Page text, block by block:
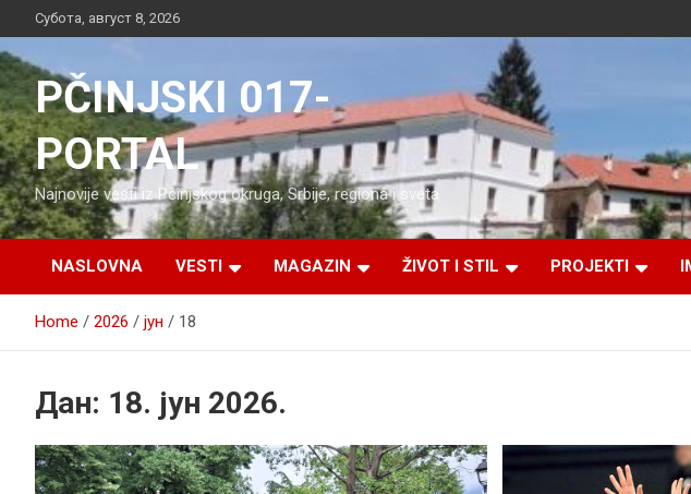
to
content
Субота, август 8, 2026
PČINJSKI 017-
PORTAL
Najnovije vesti iz Pčinjskog okruga, Srbije, regiona i sveta
NASLOVNA VESTI MAGAZIN ŽIVOT I STIL PROJEKTI
Home 2026 јун 18
Дан: 18. јун 2026.